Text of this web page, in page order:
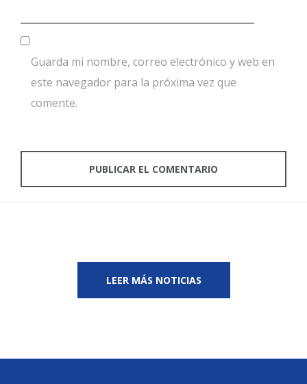
Guarda mi nombre, correo electrónico y web en
este navegador para la próxima vez que
comente.
LEER MÁS NOTICIAS